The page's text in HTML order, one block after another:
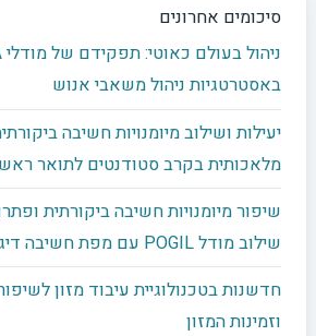
סיכומים אחרונים
באסטרטגיות ניהול משאבי אנוש
יעילות ושילוב מיומנויות חשיבה
מלאכותית בקרב סטודנטים לתואר
שיפור מיומנויות חשיבה ביקורתית
שילוב מודל POGIL עם מפת חשיבה דיגיטלית
חדשנות בטכנולוגיית עיבוד מזון
וזמינות המזון